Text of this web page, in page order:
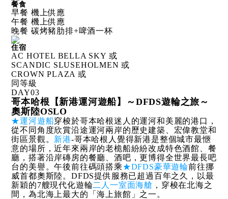
餐食
早餐 機上供應
午餐 機上供應
晚餐 碳烤豬肋排+啤酒一杯
住宿
AC HOTEL BELLA SKY 或
SCANDIC SLUSEHOLMEN 或
CROWN PLAZA 或
同等級
DAY03
哥本哈根【新港運河遊船】～DFDS遊輪之旅～
奧斯陸OSLO
★運河遊船穿梭於哥本哈根迷人的運河和美麗的港口，
從不同角度欣賞沿途運河兩岸的歷史建築、宏偉教堂和
街區景觀。 新港-哥本哈根人覺得新港是整個城市最愜
意的場所，近年來兩岸的老桅船紛紛改成特色酒館、餐
廳，搭著沿岸磚房的餐廳、酒吧，更博得全世界最長吧
台的美譽。午後前往碼頭搭乘★DFDS豪華遊輪前往挪
威首都奧斯陸。DFDS提供服務已超過百年之久，以最
新穎的7艘現代化遊輪二人一室面海艙 ，穿梭在北海之
間，為北海上最大的「海上旅館」之一。